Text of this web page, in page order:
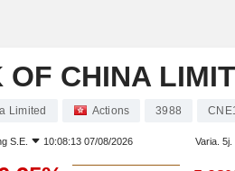
OF CHINA
Limited Actions 3988
S.E. 10:08:13 07/08/2026 Varia. 5j.